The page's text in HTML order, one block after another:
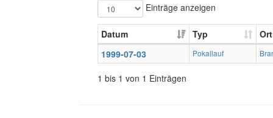
Einträge anzeigen
Datum Typ
Ort
1999-07-03
Pokallauf
1 bis 1 von 1 Einträgen